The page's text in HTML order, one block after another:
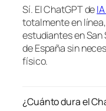
Sí. El ChatGPT de
totalmente en
estudiantes en San
de España sin
físico.
¿Cuánto dura el